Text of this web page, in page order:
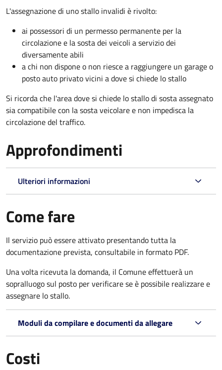
L'assegnazione di uno stallo invalidi è rivolto:
ai possessori di un permesso permanente per la
circolazione e la sosta dei veicoli a servizio dei
diversamente abili
a chi non dispone o non riesce a raggiungere un garage o
posto auto privato vicini a dove si chiede lo stallo
Si ricorda che l'area dove si chiede lo stallo di sosta assegnato
sia compatibile con la sosta veicolare e non impedisca la
circolazione del traffico.
Approfondimenti
Ulteriori informazioni
Come fare
Il servizio può essere attivato presentando tutta la
documentazione prevista, consultabile in formato PDF.
Una volta ricevuta la domanda, il Comune effettuerà un
sopralluogo sul posto per verificare se è possibile realizzare e
assegnare lo stallo.
Moduli da compilare e documenti da allegare
Costi